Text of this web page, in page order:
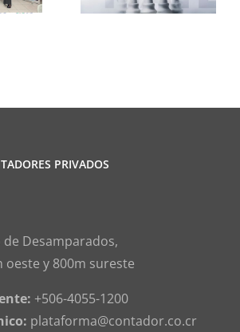
PRIVADOS
Desamparados,
oeste y 800m sureste
+506-4055-1200
plataforma@contador.co.cr